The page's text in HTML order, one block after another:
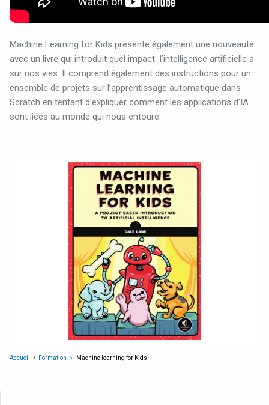
Machine Learning for Kids présente également une nouveauté
avec un livre qui introduit quel impact l’intelligence artificielle a
sur nos vies. Il comprend également des instructions pour un
ensemble de projets sur l’apprentissage automatique dans
Scratch en tentant d’expliquer comment les applications d’IA
sont liées au monde qui nous entoure.
Accueil Formation Machine learning for Kids